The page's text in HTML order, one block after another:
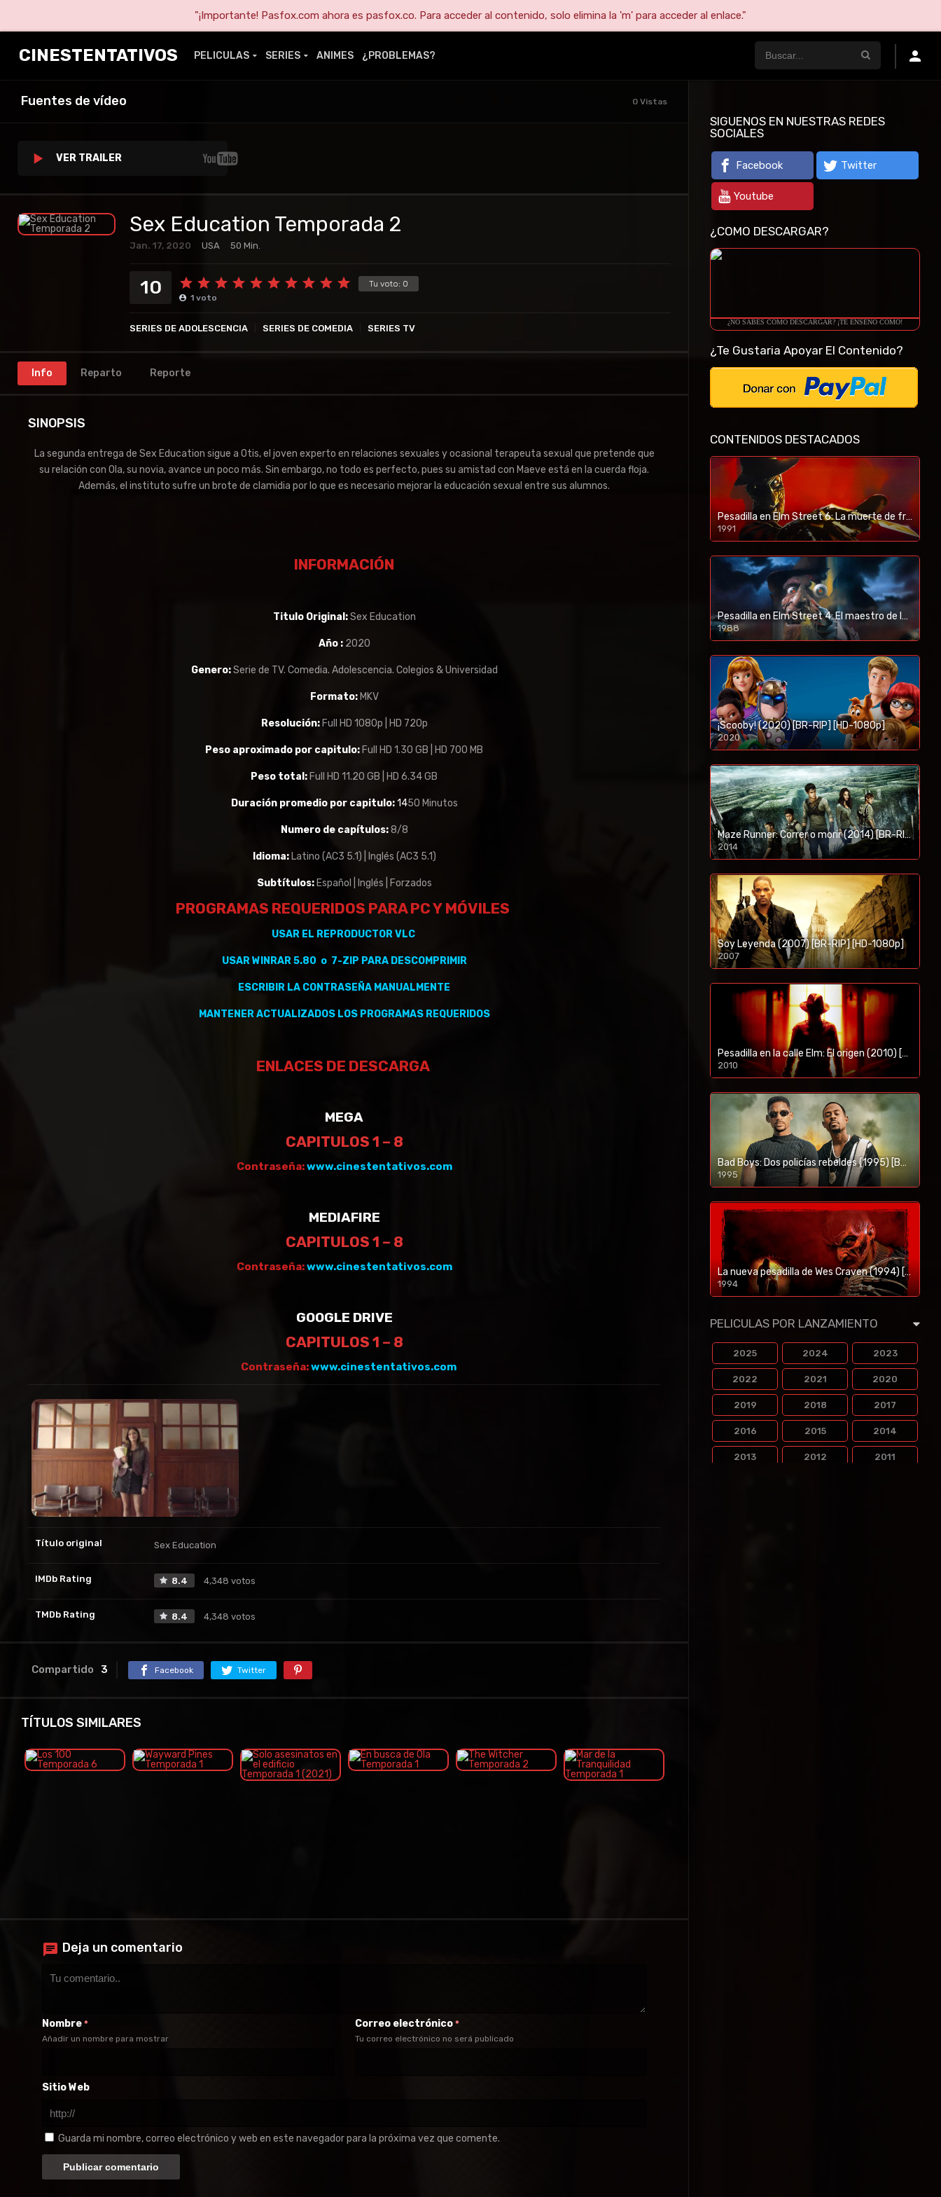
"¡Importante! Pasfox.com ahora es pasfox.co. Para acceder al contenido, solo elimina la 'm' para acceder al enlace."
CINESTENTATIVOS PELICULAS SERIES ANIMES ¿PROBLEMAS?
Fuentes de vídeo 0 Vistas
VER TRAILER
Sex Education Temporada 2
Jan. 17, 2020 USA 50 Min.
Tu voto: 0
10 1 voto
SERIES DE ADOLESCENCIA SERIES DE COMEDIA SERIES TV
Info Reparto Reporte
SINOPSIS
La segunda entrega de Sex Education sigue a Otis, el joven experto en relaciones sexuales y ocasional terapeuta sexual que pretende que
su relación con Ola, su novia, avance un poco más. Sin embargo, no todo es perfecto, pues su amistad con Maeve está en la cuerda floja.
Además, el instituto sufre un brote de clamidia por lo que es necesario mejorar la educación sexual entre sus alumnos.
INFORMACIÓN
Titulo Original:Sex Education
Año :2020
Genero: Serie de TV. Comedia. Adolescencia. Colegios & Universidad
Formato: MKV
Resolución: Full HD 1080p | HD 720p
Peso aproximado por capitulo: Full HD 1.30 GB | HD 700 MB
Peso total: Full HD 11.20 GB | HD 6.34 GB
Duración promedio por capitulo:1450 Minutos
Numero de capítulos:8/8
Idioma:Latino (AC3 5.1) | Inglés (AC3 5.1)
Subtítulos: Español | Inglés | Forzados
PROGRAMAS REQUERIDOS PARA PC Y MÓVILES
USAR EL REPRODUCTOR VLC
USAR WINRAR 5.80 o 7-ZIP PARA DESCOMPRIMIR
ESCRIBIR LA CONTRASEÑA MANUALMENTE
MANTENERACTUALIZADOSLOS PROGRAMAS REQUERIDOS
ENLACES DE DESCARGA
MEGA
CAPITULOS 1 – 8
Contraseña:www.cinestentativos.com
MEDIAFIRE
CAPITULOS 1 – 8
Contraseña:www.cinestentativos.com
GOOGLE DRIVE
CAPITULOS 1 – 8
Contraseña:www.cinestentativos.com
Título original Sex Education
IMDb Rating 8.4 4,348 votos
TMDb Rating 8.4 4,348 votos
Compartido 3 Facebook Twitter
TÍTULOS SIMILARES
Deja un comentario
Nombre *
Añadir un nombre para mostrar
Correo electrónico *
Tu correo electrónico no será publicado
Sitio Web
Guarda mi nombre, correo electrónico y web en este navegador para la próxima vez que comente.
SIGUENOS EN NUESTRAS REDES
SOCIALES
Facebook Twitter
Youtube
¿COMO DESCARGAR?
¿NO SABES COMO DESCARGAR? ¡TE ENSEÑO COMO!
¿Te Gustaria Apoyar El Contenido?
CONTENIDOS DESTACADOS
Pesadilla en Elm Street 6: La muerte de freddy (1991) [BR-RIP] [HD-1080p]
1991
Pesadilla en Elm Street 4: El maestro de los sueños (1988) [BR-RIP] [HD-1080p]
1988
¡Scooby! (2020) [BR-RIP] [HD-1080p]
2020
1080p/720p
Maze Runner: Correr o morir (2014) [BR-RIP] [HD-1080p]
2014
1080p/720p
Soy Leyenda (2007) [BR-RIP] [HD-1080p]
2007
1080p/720p
Pesadilla en la calle Elm: El origen (2010) [BR-RIP] [HD-1080p]
2010
1080p/720p
Bad Boys: Dos policías rebeldes (1995) [BR-RIP] [HD-1080p]
1995
1080p/720p
La nueva pesadilla de Wes Craven (1994) [BR-RIP] [HD-1080p]
1994
1080p/720p
PELICULAS POR LANZAMIENTO
2025 2024 2023
2022 2021 2020
2019 2018 2017
2016 2015 2014
2013 2012 2011